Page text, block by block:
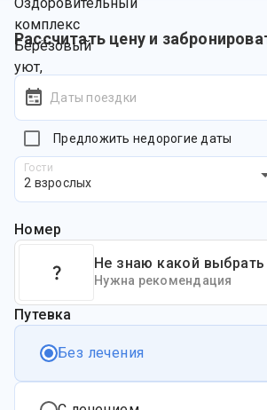
Рассчитать цену и
Даты поездки
Предложить недорогие даты
Гости
2 взрослых
Номер
Не знаю какой выбрать
Нужна рекомендация
Путевка
Без лечения